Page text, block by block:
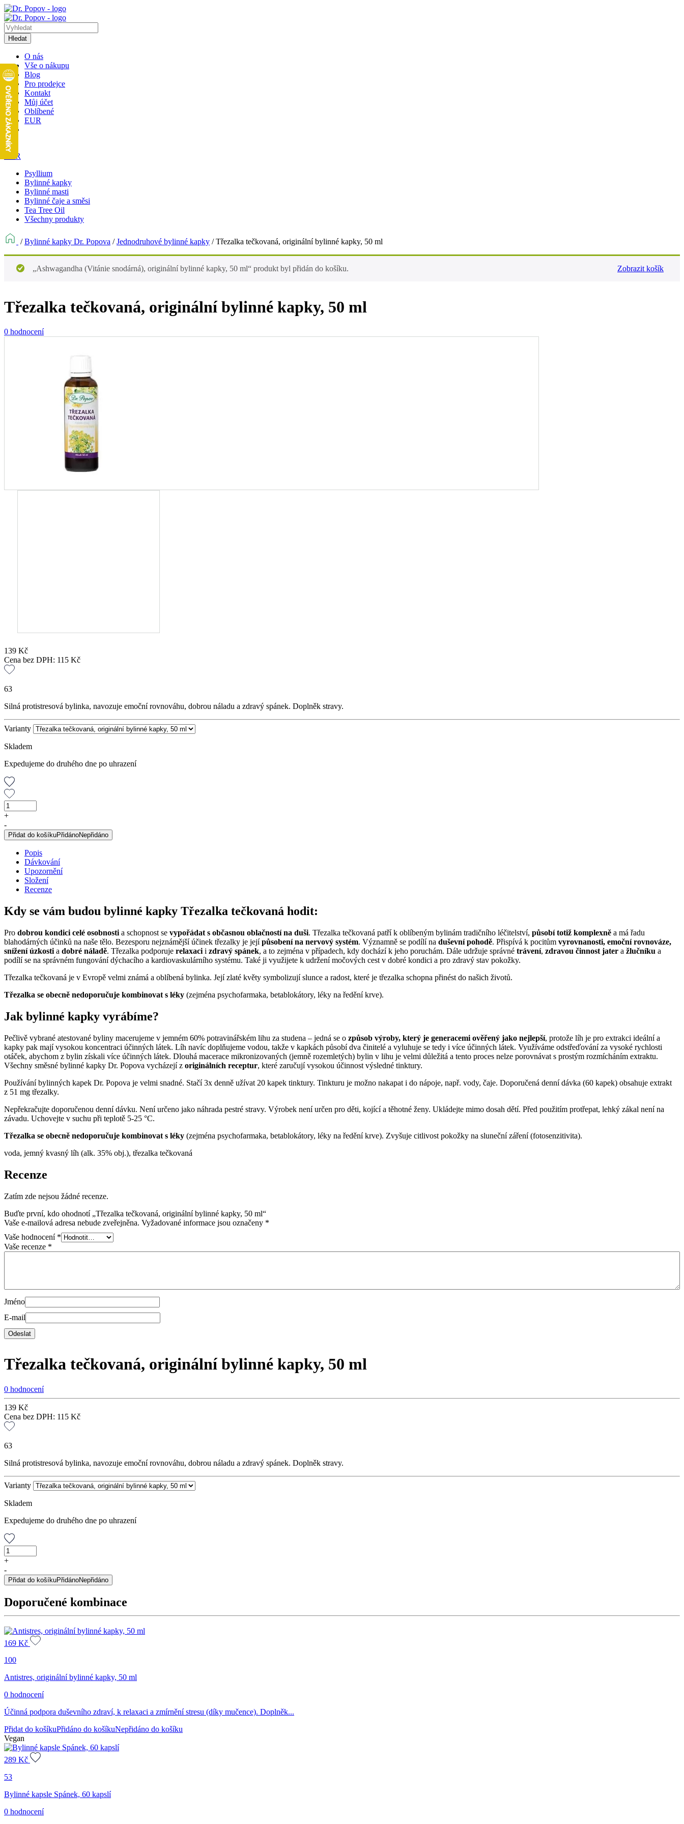
Hledat
O nás
Vše o nákupu
Blog
Pro prodejce
Kontakt
Můj účet
Oblíbené
EUR
1
EUR
Psyllium
Bylinné kapky
Bylinné masti
Bylinné čaje a směsi
Tea Tree Oil
Všechny produkty
/Bylinné kapky Dr. Popova /Jednodruhové bylinné kapky /Třezalka tečkovaná, originální bylinné kapky, 50 ml
„Ashwagandha (Vitánie snodárná), originální bylinné kapky, 50 ml“ produkt byl přidán do košíku. Zobrazit košík
Třezalka tečkovaná, originální bylinné kapky, 50 ml
0 hodnocení
139 Kč
Cena bez DPH: 115 Kč
63
Silná protistresová bylinka, navozuje emoční rovnováhu, dobrou náladu a zdravý spánek. Doplněk stravy.
Varianty
Skladem
Expedujeme do druhého dne po uhrazení
Třezalka
tečkovaná,
originální
bylinné
kapky,
množství
+
-
Přidat do košíkuPřidánoNepřidáno
Popis
Dávkování
Upozornění
Složení
Recenze
Kdy se vám budou bylinné kapky Třezalka tečkovaná hodit:
Pro dobrou kondici celé osobnosti a schopnost se vypořádat s občasnou oblačností na duši. Třezalka tečkovaná patří k oblíbeným bylinám tradičního léčitelství, působí totiž komplexně a má řadu
blahodárných účinků na naše tělo. Bezesporu nejznámější účinek třezalky je jejípůsobení na nervový systém. Významně se podílí na duševní pohodě. Přispívá k pocitům vyrovnanosti, emoční rovnováze,
snížení úzkosti a dobré náladě. Třezalka podporuje relaxaci i zdravý spánek, a to zejména v případech, kdy dochází k jeho poruchám. Dále udržuje správné trávení, zdravou činnost jater a žlučníku a
podílí se na správném fungování dýchacího a kardiovaskulárního systému. Také ji využijete k udržení močových cest v dobré kondici a pro zdravý stav pokožky.
Třezalka tečkovaná je v Evropě velmi známá a oblíbená bylinka. Její zlaté květy symbolizují slunce a radost, které je třezalka schopna přinést do našich životů.
Třezalka se obecně nedoporučuje kombinovat s léky (zejména psychofarmaka, betablokátory, léky na ředění krve).
Jak bylinné kapky vyrábíme?
Pečlivě vybrané atestované byliny macerujeme v jemném 60% potravinářském lihu za studena – jedná se o způsob výroby, který je generacemi ověřený jako nejlepší, protože líh je pro extrakci ideální a
kapky pak mají vysokou koncentraci účinných látek. Líh navíc doplňujeme vodou, takže v kapkách působí dva činitelé a vyluhuje se tedy i více účinných látek. Využíváme odstřeďování za vysoké rychlosti
otáček, abychom z bylin získali více účinných látek. Dlouhá macerace mikronizovaných (jemně rozemletých) bylin v lihu je velmi důležitá a tento proces nelze porovnávat s prostým rozmícháním extraktu.
Všechny směsné bylinné kapky Dr. Popova vycházejí z originálních receptur, které zaručují vysokou účinnost výsledné tinktury.
Používání bylinných kapek Dr. Popova je velmi snadné. Stačí 3x denně užívat 20 kapek tinktury. Tinkturu je možno nakapat i do nápoje, např. vody, čaje. Doporučená denní dávka (60 kapek) obsahuje extrakt
z 51 mg třezalky.
Nepřekračujte doporučenou denní dávku. Není určeno jako náhrada pestré stravy. Výrobek není určen pro děti, kojící a těhotné ženy. Ukládejte mimo dosah dětí. Před použitím protřepat, lehký zákal není na
závadu. Uchovejte v suchu při teplotě 5-25 °C.
Třezalka se obecně nedoporučuje kombinovat s léky (zejména psychofarmaka, betablokátory, léky na ředění krve). Zvyšuje citlivost pokožky na sluneční záření (fotosenzitivita).
voda, jemný kvasný líh (alk. 35% obj.), třezalka tečkovaná
Recenze
Zatím zde nejsou žádné recenze.
Buďte první, kdo ohodnotí „Třezalka tečkovaná, originální bylinné kapky, 50 ml“
Vaše e-mailová adresa nebude zveřejněna. Vyžadované informace jsou označeny *
Vaše hodnocení *
Vaše recenze *
Jméno
E-mail
Třezalka tečkovaná, originální bylinné kapky, 50 ml
0 hodnocení
139 Kč
Cena bez DPH: 115 Kč
63
Silná protistresová bylinka, navozuje emoční rovnováhu, dobrou náladu a zdravý spánek. Doplněk stravy.
Varianty
Skladem
Expedujeme do druhého dne po uhrazení
Třezalka
tečkovaná,
bylinné
kapky,
ml
množství
+
-
Přidat do košíkuPřidánoNepřidáno
Doporučené kombinace
169 Kč
100
Antistres, originální bylinné kapky, 50 ml
0 hodnocení
Účinná podpora duševního zdraví, k relaxaci a zmírnění stresu (díky mučence). Doplněk...
Přidat do košíkuPřidáno do košíkuNepřidáno do košíku
Vegan
289 Kč
53
Bylinné kapsle Spánek, 60 kapslí
0 hodnocení